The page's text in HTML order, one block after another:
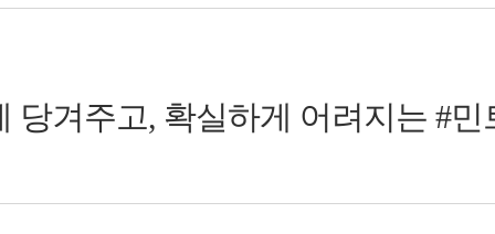
당겨주고, 확실하게 어려지는 #민